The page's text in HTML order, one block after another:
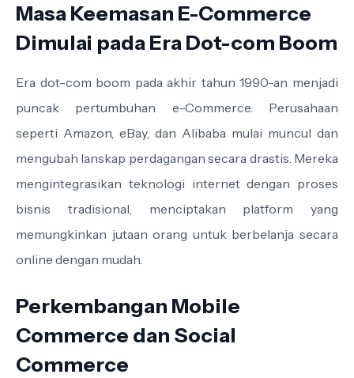
Masa Keemasan E-Commerce
Dimulai pada Era Dot-com Boom
Era dot-com boom pada akhir tahun 1990-an menjadi
puncak pertumbuhan e-Commerce. Perusahaan
seperti Amazon, eBay, dan Alibaba mulai muncul dan
mengubah lanskap perdagangan secara drastis. Mereka
mengintegrasikan teknologi internet dengan proses
bisnis tradisional, menciptakan platform yang
memungkinkan jutaan orang untuk berbelanja secara
online dengan mudah.
Perkembangan Mobile
Commerce dan Social
Commerce